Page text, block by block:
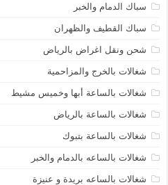
سباك الدمام والخبر
سباك القطيف والظهران
شحن ونقل اغراض بالرياض
شغالات بالخرج والمزاحمية
شغالات بالساعة أبها وخميس مشيط
شغالات بالساعة بالرياض
شغالات بالساعة بتبوك
شغالات بالساعه بالدمام والخبر
شغالات بالساعه بريدة و عنيزة